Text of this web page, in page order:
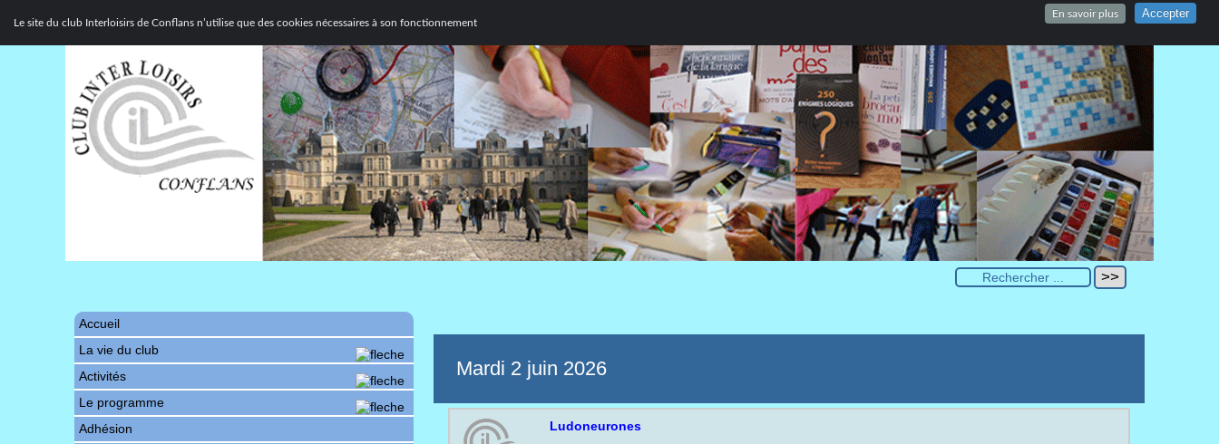
Le site du club Interloisirs de Conflans n’utilise que des cookies nécessaires à son fonctionnement
En savoir plus Accepter
Mardi 2 juin 2026
Ludoneurones
Accueil
La vie du club
Activités
Le programme
Adhésion